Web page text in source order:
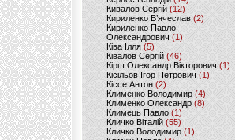
Кивалов Сергій (12)
Кириленко В’ячеслав (2)
Кириленко Павло
Олександрович (1)
Ківа Ілля (5)
Ківалов Сергій(46)
Кірш Олександр Вікторович (1)
Кісільов Ігор Петрович (1)
Кіссе Антон (2)
Клименко Володимир(4)
Клименко Олександр (8)
Климець Павло (1)
Кличко Віталій(55)
Кличко Володимир (1)